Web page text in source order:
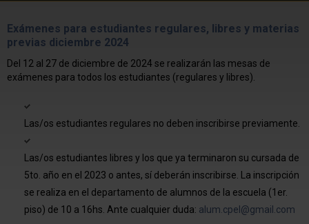
Exámenes para estudiantes regulares, libres y materias
previas diciembre 2024
Del 12 al 27 de diciembre de 2024 se realizarán las mesas de
exámenes para todos los estudiantes (regulares y libres).
Las/os estudiantes regulares no deben inscribirse previamente.
Las/os estudiantes libres y los que ya terminaron su cursada de
5to. año en el 2023 o antes, sí deberán inscribirse. La inscripción
se realiza en el departamento de alumnos de la escuela (1er.
piso) de 10 a 16hs. Ante cualquier duda: alum.cpel@gmail.com